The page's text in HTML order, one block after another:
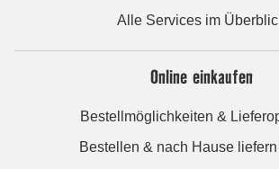
Alle Services im
Online einkaufen
Bestellmöglichkeiten &
Bestellen & nach Hause